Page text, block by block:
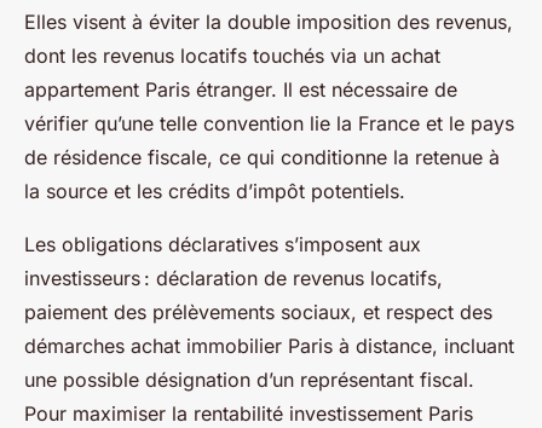
Elles visent à éviter la double imposition des revenus,
dont les revenus locatifs touchés via un achat
appartement Paris étranger. Il est nécessaire de
vérifier qu’une telle convention lie la France et le pays
de résidence fiscale, ce qui conditionne la retenue à
la source et les crédits d’impôt potentiels.
Les obligations déclaratives s’imposent aux
investisseurs : déclaration de revenus locatifs,
paiement des prélèvements sociaux, et respect des
démarches achat immobilier Paris à distance, incluant
une possible désignation d’un représentant fiscal.
Pour maximiser la rentabilité investissement Paris